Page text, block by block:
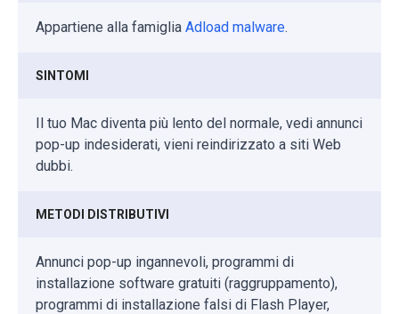
Appartiene alla famiglia Adload malware.
SINTOMI
Il tuo Mac diventa più lento del normale, vedi annunci
pop-up indesiderati, vieni reindirizzato a siti Web
dubbi.
METODI DISTRIBUTIVI
Annunci pop-up ingannevoli, programmi di
installazione software gratuiti (raggruppamento),
programmi di installazione falsi di Flash Player,